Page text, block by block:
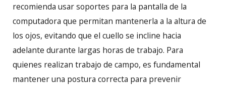
recomienda usar soportes para la pantalla de la
computadora que permitan mantenerla a la altura de
los ojos, evitando que el cuello se incline hacia
adelante durante largas horas de trabajo. Para
quienes realizan trabajo de campo, es fundamental
mantener una postura correcta para prevenir